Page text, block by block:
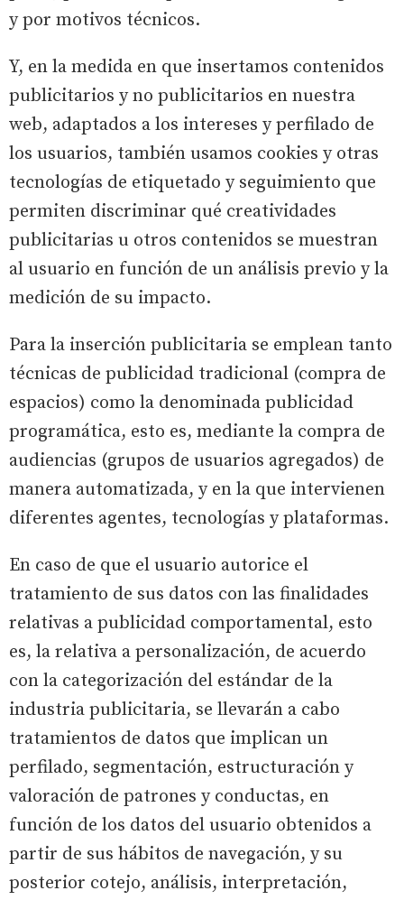
y por motivos técnicos.
Y, en la medida en que insertamos contenidos
publicitarios y no publicitarios en nuestra
web, adaptados a los intereses y perfilado de
los usuarios, también usamos cookies y otras
tecnologías de etiquetado y seguimiento que
permiten discriminar qué creatividades
publicitarias u otros contenidos se muestran
al usuario en función de un análisis previo y la
medición de su impacto.
Para la inserción publicitaria se emplean tanto
técnicas de publicidad tradicional (compra de
espacios) como la denominada publicidad
programática, esto es, mediante la compra de
audiencias (grupos de usuarios agregados) de
manera automatizada, y en la que intervienen
diferentes agentes, tecnologías y plataformas.
En caso de que el usuario autorice el
tratamiento de sus datos con las finalidades
relativas a publicidad comportamental, esto
es, la relativa a personalización, de acuerdo
con la categorización del estándar de la
industria publicitaria, se llevarán a cabo
tratamientos de datos que implican un
perfilado, segmentación, estructuración y
valoración de patrones y conductas, en
función de los datos del usuario obtenidos a
partir de sus hábitos de navegación, y su
posterior cotejo, análisis, interpretación,